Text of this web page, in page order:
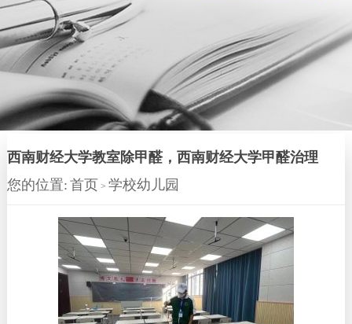
西南财经大学教室除甲醛，西南财经大学甲醛治理
您的位置: 首页 > 学校幼儿园